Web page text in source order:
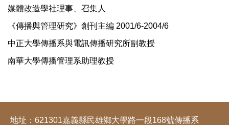
媒體改造學社理事、召集人
《傳播與管理研究》創刊主編 2001/6-2004/6
中正大學傳播系與電訊傳播研究所副教授
南華大學傳播管理系助理教授
地址：621301嘉義縣民雄鄉大學路一段168號傳播系